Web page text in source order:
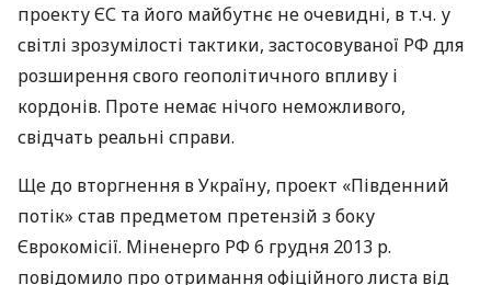
проекту ЄС та його майбутнє не очевидні, в т.ч. у
світлі зрозумілості тактики, застосовуваної РФ для
розширення свого геополітичного впливу і
кордонів. Проте немає нічого неможливого,
свідчать реальні справи.
Ще до вторгнення в Україну, проект «Південний
потік» став предметом претензій з боку
Єврокомісії. Міненерго РФ 6 грудня 2013 р.
повідомило про отримання офіційного листа від